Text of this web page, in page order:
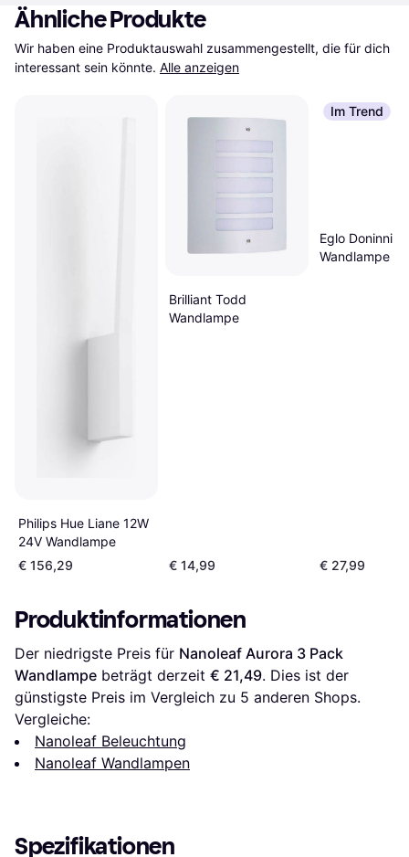
Ähnliche Produkte
Wir haben eine Produktauswahl zusammengestellt, die für dich
interessant sein könnte. Alle anzeigen
Philips Hue Liane 12W
24V Wandlampe
€ 156,29
Brilliant Todd
Wandlampe
€ 14,99
Im Trend
Eglo Doninni
Wandlampe
€ 27,99
Produktinformationen
Der niedrigste Preis für Nanoleaf Aurora 3 Pack
Wandlampe beträgt derzeit € 21,49. Dies ist der
günstigste Preis im Vergleich zu 5 anderen Shops.
Vergleiche:
Nanoleaf Beleuchtung
Nanoleaf Wandlampen
Spezifikationen